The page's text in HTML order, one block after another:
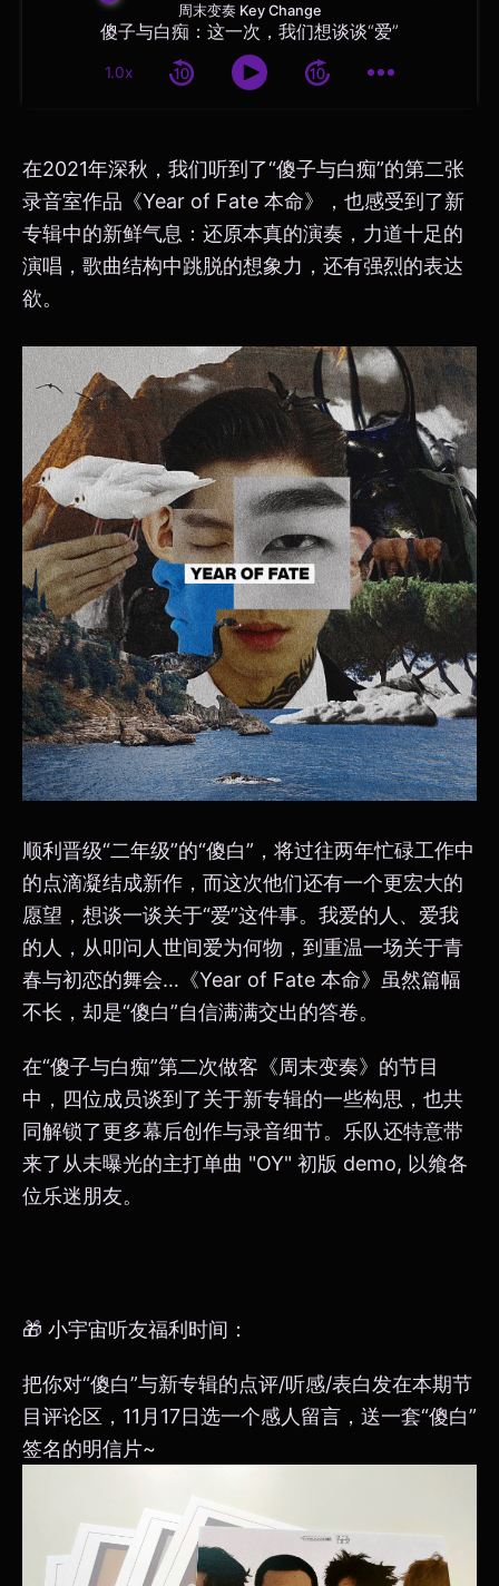
周末变奏 Key Change
傻子与白痴：这一次，我们想谈谈“爱”
1.0x
在2021年深秋，我们听到了“傻子与白痴”的第二张
录音室作品《Year of Fate 本命》，也感受到了新
专辑中的新鲜气息：还原本真的演奏，力道十足的
演唱，歌曲结构中跳脱的想象力，还有强烈的表达
欲。
顺利晋级“二年级”的“傻白”，将过往两年忙碌工作中
的点滴凝结成新作，而这次他们还有一个更宏大的
愿望，想谈一谈关于“爱”这件事。我爱的人、爱我
的人，从叩问人世间爱为何物，到重温一场关于青
春与初恋的舞会…《Year of Fate 本命》虽然篇幅
不长，却是“傻白”自信满满交出的答卷。
在“傻子与白痴”第二次做客《周末变奏》的节目
中，四位成员谈到了关于新专辑的一些构思，也共
同解锁了更多幕后创作与录音细节。乐队还特意带
来了从未曝光的主打单曲 "OY" 初版 demo, 以飨各
位乐迷朋友。
🎁 小宇宙听友福利时间：
把你对“傻白”与新专辑的点评/听感/表白发在本期节
目评论区，11月17日选一个感人留言，送一套“傻白”
签名的明信片~